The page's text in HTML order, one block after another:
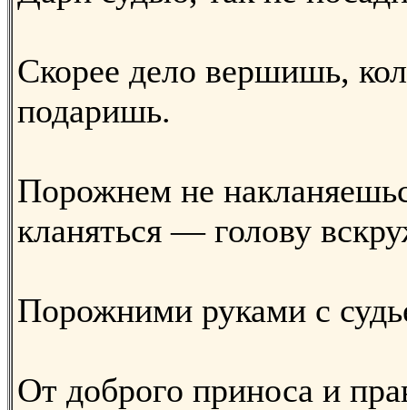
Скорее дело вершишь,
подаришь.
Порожнем не
кланяться — голову
Порожними руками с
От доброго приноса и